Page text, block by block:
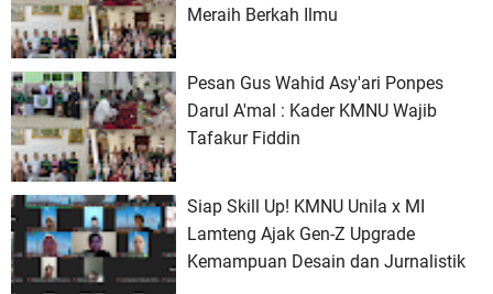
Meraih Berkah Ilmu
Pesan Gus Wahid Asy'ari Ponpes
Darul A'mal : Kader KMNU Wajib
Tafakur Fiddin
Siap Skill Up! KMNU Unila x MI
Lamteng Ajak Gen-Z Upgrade
Kemampuan Desain dan Jurnalistik